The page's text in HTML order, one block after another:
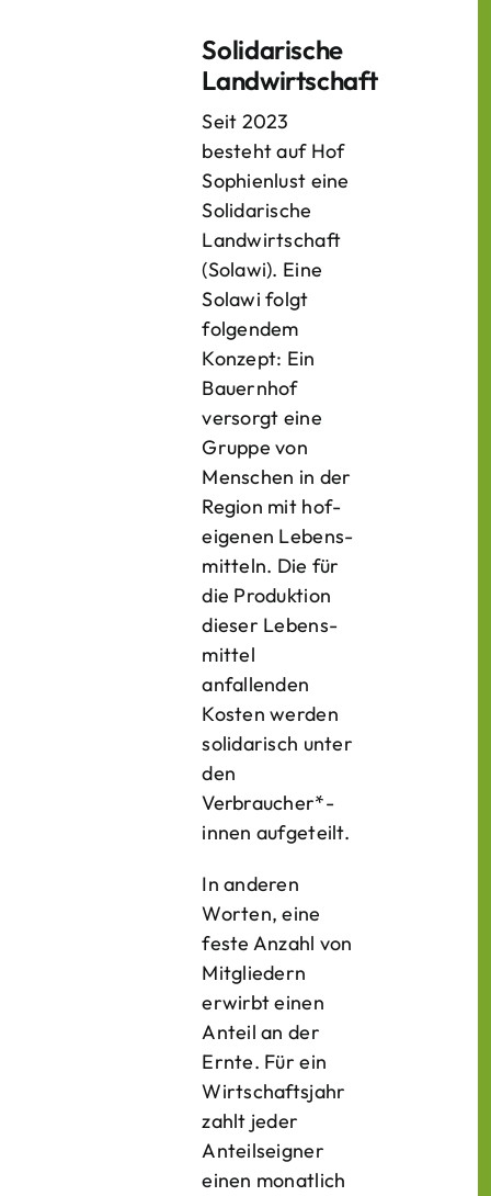
Solidarische
Landwirtschaft
Seit 2023
besteht auf Hof
Sophienlust eine
Solidarische
Landwirtschaft
(Solawi). Eine
Solawi folgt
folgendem
Konzept: Ein
Bauern­hof
versorgt eine
Gruppe von
Menschen in der
Region mit hof­
eigenen Lebens­
mitteln. Die für
die Produktion
dieser Lebens­
mittel
anfallenden
Kosten werden
solidarisch unter
den
Verbraucher*­
innen aufgeteilt.
In anderen
Worten, eine
feste Anzahl von
Mitgliedern
erwirbt einen
Anteil an der
Ernte. Für ein
Wirtschaftsjahr
zahlt jeder
Anteilseigner
einen monatlich